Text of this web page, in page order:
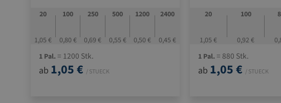
20
1,05 €
100
0,80 €
250
0,69 €
500
0,55 €
1200
0,50 €
2400
0,45 €
1 Pal. = 1200 Stk.
ab 1,05 € / STUECK
20
1,05 €
100
0,92 €
1 Pal. = 880 Stk.
ab 1,05 € / STUECK